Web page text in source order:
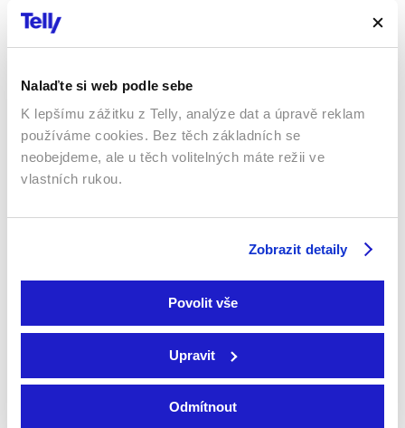
Nalaďte si web podle sebe
K lepšímu zážitku z Telly, analýze dat a úpravě reklam
používáme cookies. Bez těch základních se
neobejdeme, ale u těch volitelných máte režii ve
vlastních rukou.
Zobrazit detaily
Povolit vše
Upravit
Odmítnout
Webový prohlížeč
Xbox app